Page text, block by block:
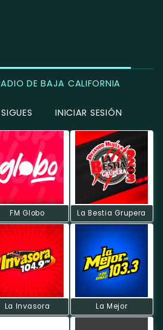
DE BAJA CALIFORNIA
INICIAR SESIÓN
FM Globo La Bestia Grupera
La Invasora La Mejor